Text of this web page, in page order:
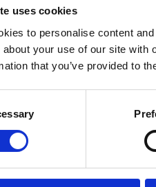
uses cookies
to personalise content
about your use of our site
that you’ve provided to
aktivitetsniveau og
på gigtramte led -
af tørfoder til katte:
FORHANDLERE -